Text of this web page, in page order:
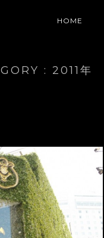
HOME
: 2011年